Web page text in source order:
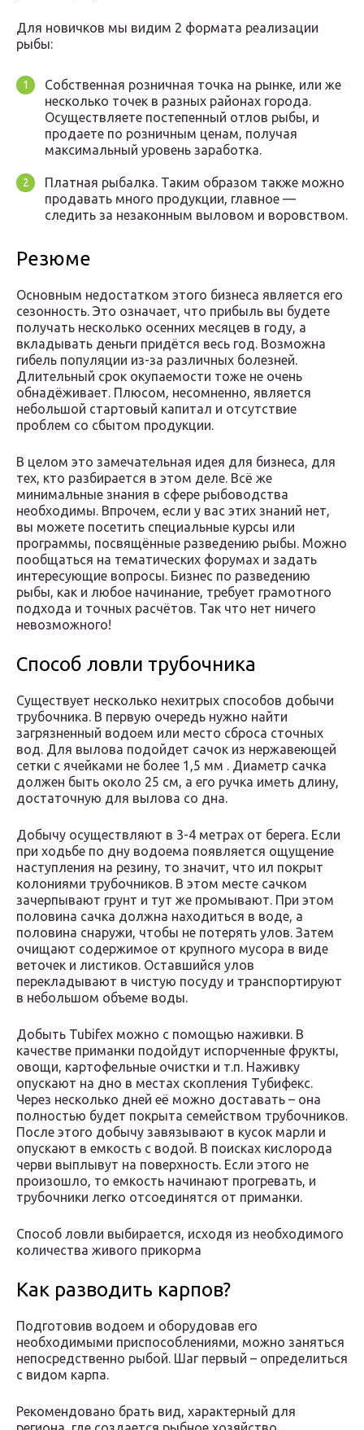
Для новичков мы видим 2 формата реализации
рыбы:
Собственная розничная точка на рынке, или же
несколько точек в разных районах города.
Осуществляете постепенный отлов рыбы, и
продаете по розничным ценам, получая
максимальный уровень заработка.
Платная рыбалка. Таким образом также можно
продавать много продукции, главное —
следить за незаконным выловом и воровством.
Резюме
Основным недостатком этого бизнеса является его
сезонность. Это означает, что прибыль вы будете
получать несколько осенних месяцев в году, а
вкладывать деньги придётся весь год. Возможна
гибель популяции из-за различных болезней.
Длительный срок окупаемости тоже не очень
обнадёживает. Плюсом, несомненно, является
небольшой стартовый капитал и отсутствие
проблем со сбытом продукции.
В целом это замечательная идея для бизнеса, для
тех, кто разбирается в этом деле. Всё же
минимальные знания в сфере рыбоводства
необходимы. Впрочем, если у вас этих знаний нет,
вы можете посетить специальные курсы или
программы, посвящённые разведению рыбы. Можно
пообщаться на тематических форумах и задать
интересующие вопросы. Бизнес по разведению
рыбы, как и любое начинание, требует грамотного
подхода и точных расчётов. Так что нет ничего
невозможного!
Способ ловли трубочника
Существует несколько нехитрых способов добычи
трубочника. В первую очередь нужно найти
загрязненный водоем или место сброса сточных
вод. Для вылова подойдет сачок из нержавеющей
сетки с ячейками не более 1,5 мм . Диаметр сачка
должен быть около 25 см, а его ручка иметь длину,
достаточную для вылова со дна.
Добычу осуществляют в 3-4 метрах от берега. Если
при ходьбе по дну водоема появляется ощущение
наступления на резину, то значит, что ил покрыт
колониями трубочников. В этом месте сачком
зачерпывают грунт и тут же промывают. При этом
половина сачка должна находиться в воде, а
половина снаружи, чтобы не потерять улов. Затем
очищают содержимое от крупного мусора в виде
веточек и листиков. Оставшийся улов
перекладывают в чистую посуду и транспортируют
в небольшом объеме воды.
Добыть Tubifex можно с помощью наживки. В
качестве приманки подойдут испорченные фрукты,
овощи, картофельные очистки и т.п. Наживку
опускают на дно в местах скопления Тубифекс.
Через несколько дней её можно доставать – она
полностью будет покрыта семейством трубочников.
После этого добычу завязывают в кусок марли и
опускают в емкость с водой. В поисках кислорода
черви выплывут на поверхность. Если этого не
произошло, то емкость начинают прогревать, и
трубочники легко отсоединятся от приманки.
Способ ловли выбирается, исходя из необходимого
количества живого прикорма
Как разводить карпов?
Подготовив водоем и оборудовав его
необходимыми приспособлениями, можно заняться
непосредственно рыбой. Шаг первый – определиться
с видом карпа.
Рекомендовано брать вид, характерный для